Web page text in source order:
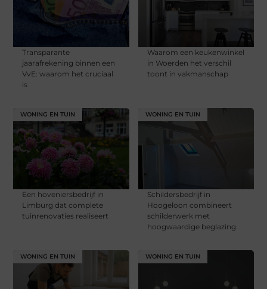
Transparante
jaarafrekening binnen een
VvE: waarom het cruciaal
is
Waarom een keukenwinkel
in Woerden het verschil
toont in vakmanschap
WONING EN TUIN
Een hoveniersbedrijf in
Limburg dat complete
tuinrenovaties realiseert
WONING EN TUIN
Schildersbedrijf in
Hoogeloon combineert
schilderwerk met
hoogwaardige beglazing
WONING EN TUIN WONING EN TUIN